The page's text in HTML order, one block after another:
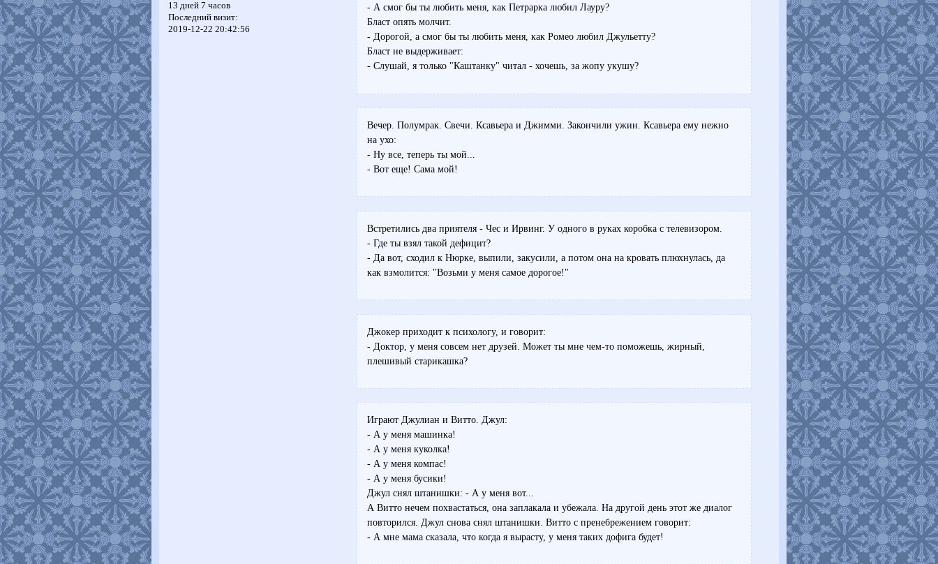
13 дней 7 часов
Последний визит:
2019-12-22 20:42:56
- А смог бы ты любить меня, как Петрарка любил Лауру?
Бласт опять молчит.
- Дорогой, а смог бы ты любить меня, как Ромео любил Джульетту?
Бласт не выдерживает:
- Слушай, я только "Каштанку" читал - хочешь, за жопу укушу?
Вечер. Полумрак. Свечи. Ксавьера и Джимми. Закончили ужин. Ксавьера ему нежно
на ухо:
- Ну все, теперь ты мой...
- Вот еще! Сама мой!
Встретились два приятеля - Чес и Ирвинг. У одного в руках коробка с телевизором.
- Где ты взял такой дефицит?
- Да вот, сходил к Нюрке, выпили, закусили, а потом она на кровать плюхнулась, да
как взмолится: "Возьми у меня самое дорогое!"
Джокер приходит к психологу, и говорит:
- Доктор, у меня совсем нет друзей. Может ты мне чем-то поможешь, жирный,
плешивый старикашка?
Играют Джулиан и Витто. Джул:
- А у меня машинка!
- А у меня куколка!
- А у меня компас!
- А у меня бусики!
Джул снял штанишки: - А у меня вот...
А Витто нечем похвастаться, она заплакала и убежала. На другой день этот же диалог
повторился. Джул снова снял штанишки. Витто с пренебрежением говорит:
- А мне мама сказала, что когда я вырасту, у меня таких дофига будет!